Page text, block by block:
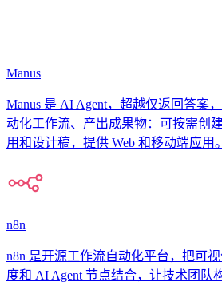
Manus
Manus 是 AI Agent，超越仅返回答案
动化工作流、产出成果物：可按需创
用和设计稿，提供 Web 和移动端应用。
n8n
n8n 是开源工作流自动化平台，把可
度和 AI Agent 节点结合，让技术团队